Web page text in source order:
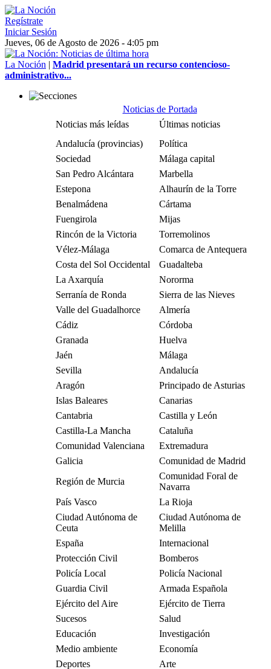
Regístrate
Iniciar Sesión
Jueves, 06 de Agosto de 2026 - 4:05 pm
La Noción | Madrid presentará un recurso contencioso-
administrativo...
Noticias de Portada
Noticias más leídas
Últimas noticias
Andalucía (provincias)
Política
Sociedad
Málaga capital
San Pedro Alcántara
Marbella
Estepona
Alhaurín de la Torre
Benalmádena
Cártama
Fuengirola
Mijas
Rincón de la Victoria
Torremolinos
Vélez-Málaga
Comarca de Antequera
Costa del Sol Occidental
Guadalteba
La Axarquía
Nororma
Serranía de Ronda
Sierra de las Nieves
Valle del Guadalhorce
Almería
Cádiz
Córdoba
Granada
Huelva
Jaén
Málaga
Sevilla
Andalucía
Aragón
Principado de Asturias
Islas Baleares
Canarias
Cantabria
Castilla y León
Castilla-La Mancha
Cataluña
Comunidad Valenciana
Extremadura
Galicia
Comunidad de Madrid
Región de Murcia
Comunidad Foral de
Navarra
País Vasco
La Rioja
Ciudad Autónoma de
Ceuta
Ciudad Autónoma de
Melilla
España
Internacional
Protección Civil
Bomberos
Policía Local
Policía Nacional
Guardia Civil
Armada Española
Ejército del Aire
Ejército de Tierra
Sucesos
Salud
Educación
Investigación
Medio ambiente
Economía
Deportes
Arte